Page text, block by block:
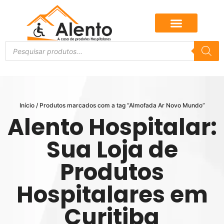
Início/ Produtos marcados com a tag “Almofada Ar Novo Mundo”
Alento Hospitalar:
Sua Loja de
Produtos
Hospitalares em
Curitiba